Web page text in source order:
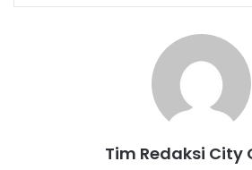
Tim Redaksi City